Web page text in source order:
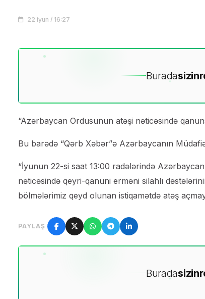
22 iyun / 16:27
Buradasizin
“Azərbaycan Ordusunun atəşi nəticəsində
Bu barədə “Qərb Xəbər”ə Azərbaycanın
“İyunun 22-si saat 13:00 radələrində
nəticəsində qeyri-qanuni erməni silahlı
bölmələrimiz qeyd olunan istiqamətdə atəş
PAYLAŞ
Buradasizin